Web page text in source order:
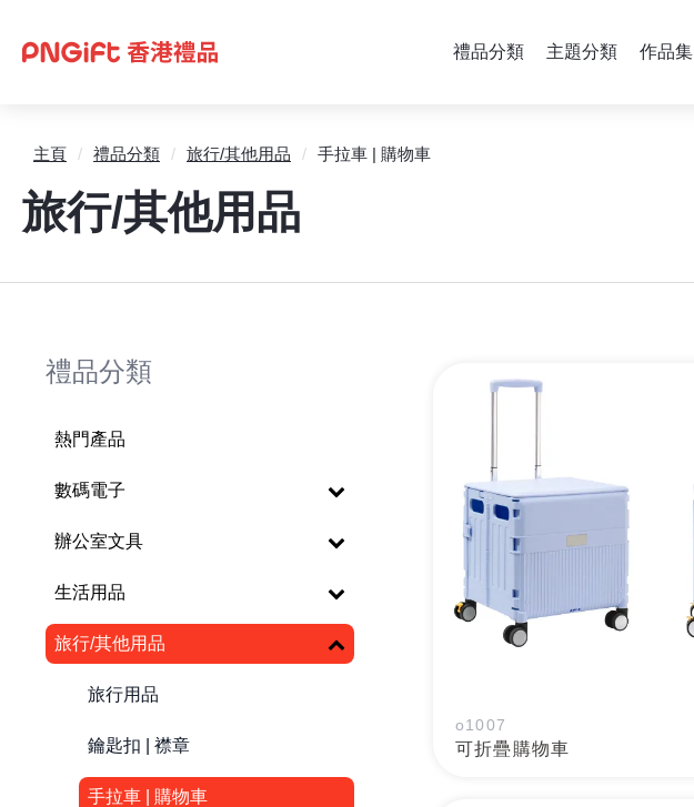
禮品分類 主題分類 作品集
主頁 / 禮品分類 / 旅行/其他用品 / 手拉車 | 購物車
旅行/其他用品
禮品分類
熱門產品
數碼電子
辦公室文具
生活用品
旅行/其他用品
旅行用品
鑰匙扣 | 襟章
手拉車 | 購物車
o1007
可折疊購物車